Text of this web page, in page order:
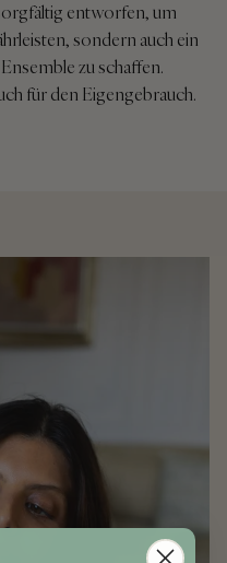
entworfen, um
sondern auch ein
zu schaffen.
für den Eigengebrauch.